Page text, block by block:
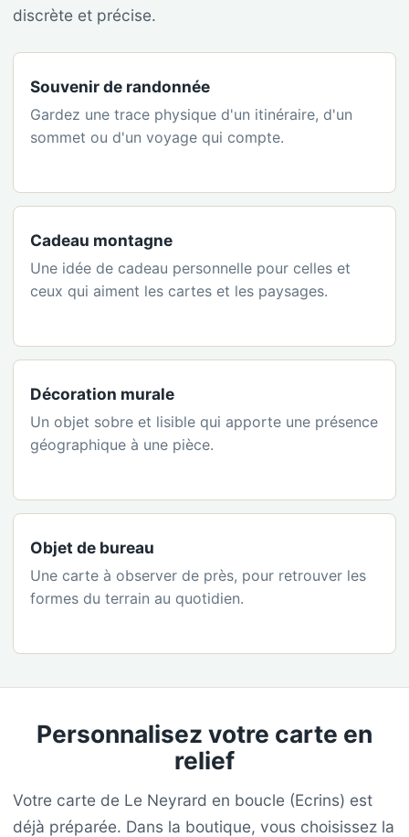
discrète et précise.
Souvenir de randonnée
Gardez une trace physique d'un itinéraire, d'un
sommet ou d'un voyage qui compte.
Cadeau montagne
Une idée de cadeau personnelle pour celles et
ceux qui aiment les cartes et les paysages.
Décoration murale
Un objet sobre et lisible qui apporte une présence
géographique à une pièce.
Objet de bureau
Une carte à observer de près, pour retrouver les
formes du terrain au quotidien.
Personnalisez votre carte en
relief
Votre carte de Le Neyrard en boucle (Ecrins) est
déjà préparée. Dans la boutique, vous choisissez la